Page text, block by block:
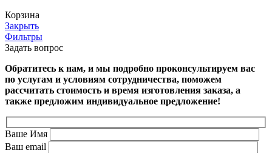
Корзина
Закрыть
Фильтры
Задать вопрос
Обратитесь к нам, и мы подробно проконсультируем вас
по услугам и условиям сотрудничества, поможем
рассчитать стоимость и время изготовления заказа, а
также предложим индивидуальное предложение!
Ваше Имя
Ваш email